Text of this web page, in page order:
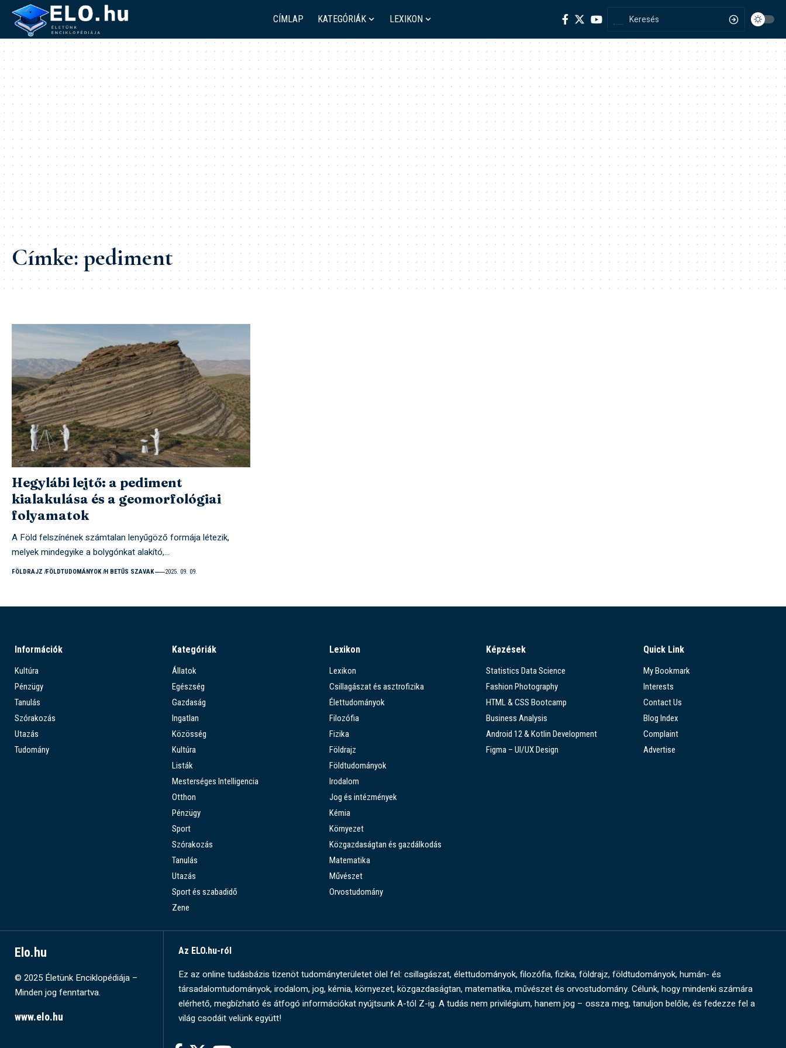
CÍMLAP KATEGÓRIÁK LEXIKON
Címke:pediment
Hegylábi lejtő: a pediment
kialakulása és a geomorfológiai
folyamatok
A Föld felszínének számtalan lenyűgöző formája létezik,
melyek mindegyike a bolygónkat alakító,…
FÖLDRAJZ FÖLDTUDOMÁNYOK H BETŰS SZAVAK 2025. 09. 09.
Információk
Kultúra
Pénzügy
Tanulás
Szórakozás
Utazás
Tudomány
Kategóriák
Állatok
Egészség
Gazdaság
Ingatlan
Közösség
Kultúra
Listák
Mesterséges Intelligencia
Otthon
Pénzügy
Sport
Szórakozás
Tanulás
Utazás
Sport és szabadidő
Zene
Lexikon
Lexikon
Csillagászat és asztrofizika
Élettudományok
Filozófia
Fizika
Földrajz
Földtudományok
Irodalom
Jog és intézmények
Kémia
Környezet
Közgazdaságtan és gazdálkodás
Matematika
Művészet
Orvostudomány
Képzések
Statistics Data Science
Fashion Photography
HTML & CSS Bootcamp
Business Analysis
Android 12 & Kotlin Development
Figma – UI/UX Design
Quick Link
My Bookmark
Interests
Contact Us
Blog Index
Complaint
Advertise
Elo.hu
© 2025 Életünk Enciklopédiája –
Minden jog fenntartva.
www.elo.hu
Az ELO.hu-ról
Ez az online tudásbázis tizenöt tudományterületet ölel fel: csillagászat, élettudományok, filozófia, fizika, földrajz, földtudományok, humán- és
társadalomtudományok, irodalom, jog, kémia, környezet, közgazdaságtan, matematika, művészet és orvostudomány. Célunk, hogy mindenki számára
elérhető, megbízható és átfogó információkat nyújtsunk A-tól Z-ig. A tudás nem privilégium, hanem jog – ossza meg, tanuljon belőle, és fedezze fel a
világ csodáit velünk együtt!